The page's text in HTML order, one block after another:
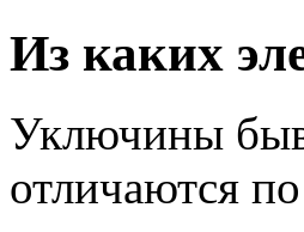
Из каких
Уключины
отличаются